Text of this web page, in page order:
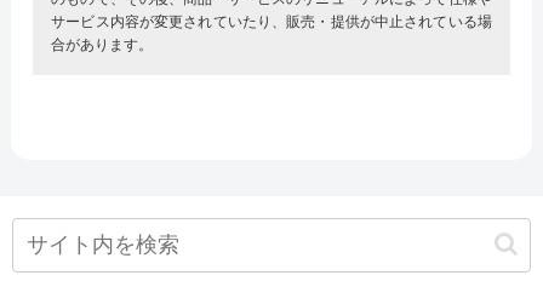
サービス内容が変更されていたり、販売・提供が中止されている場
合があります。